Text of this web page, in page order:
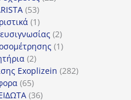
5353
προϊόντα
11
προϊόν
22
προϊόντα
11
22
προϊόντα
Exoplizein 282282
6565
προϊόντα
3636